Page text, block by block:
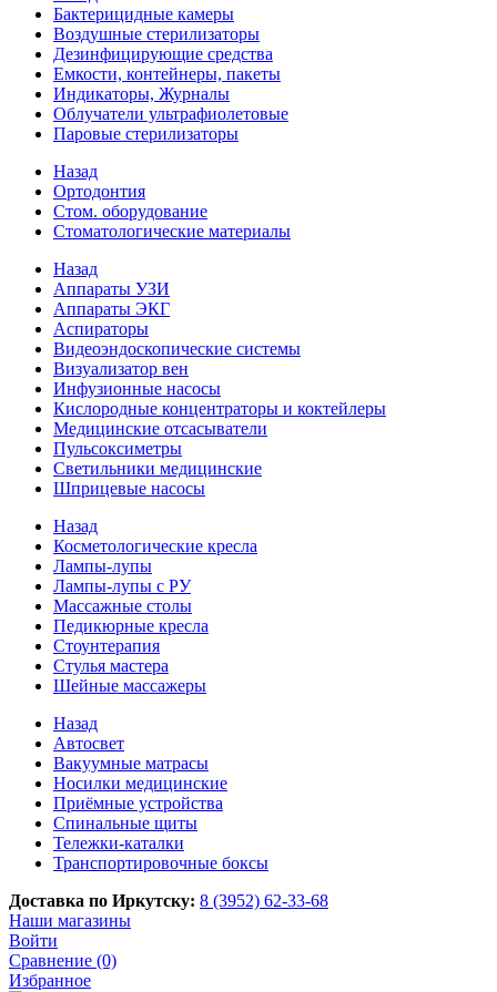
Бактерицидные камеры
Воздушные стерилизаторы
Дезинфицирующие средства
Емкости, контейнеры, пакеты
Индикаторы, Журналы
Облучатели ультрафиолетовые
Паровые стерилизаторы
Назад
Ортодонтия
Стом. оборудование
Стоматологические материалы
Назад
Аппараты УЗИ
Аппараты ЭКГ
Аспираторы
Видеоэндоскопические системы
Визуализатор вен
Инфузионные насосы
Кислородные концентраторы и коктейлеры
Медицинские отсасыватели
Пульсоксиметры
Светильники медицинские
Шприцевые насосы
Назад
Косметологические кресла
Лампы-лупы
Лампы-лупы с РУ
Массажные столы
Педикюрные кресла
Стоунтерапия
Стулья мастера
Шейные массажеры
Назад
Автосвет
Вакуумные матрасы
Носилки медицинские
Приёмные устройства
Спинальные щиты
Тележки-каталки
Транспортировочные боксы
Доставка по Иркутску: 8 (3952) 62-33-68
Наши магазины
Войти
Сравнение (0)
Избранное